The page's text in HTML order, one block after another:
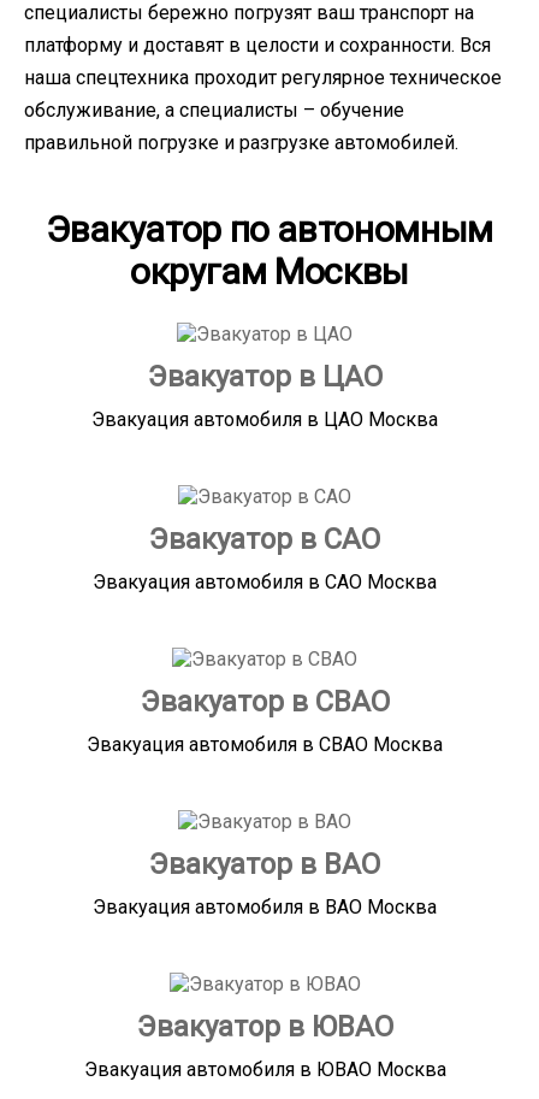
специалисты бережно погрузят ваш транспорт на
платформу и доставят в целости и сохранности. Вся
наша спецтехника проходит регулярное техническое
обслуживание, а специалисты – обучение
правильной погрузке и разгрузке автомобилей.
Эвакуатор по автономным
округам Москвы
Эвакуатор в ЦАО
Эвакуация автомобиля в ЦАО Москва
Эвакуатор в САО
Эвакуация автомобиля в САО Москва
Эвакуатор в СВАО
Эвакуация автомобиля в СВАО Москва
Эвакуатор в ВАО
Эвакуация автомобиля в ВАО Москва
Эвакуатор в ЮВАО
Эвакуация автомобиля в ЮВАО Москва